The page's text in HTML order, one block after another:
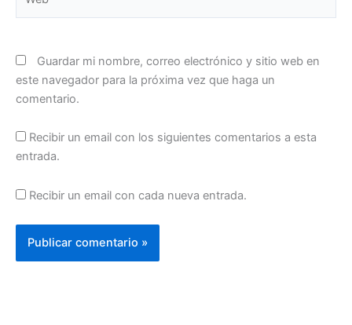
Guardar mi nombre, correo electrónico y sitio web en
este navegador para la próxima vez que haga un
comentario.
Recibir un email con los siguientes comentarios a esta
entrada.
Recibir un email con cada nueva entrada.